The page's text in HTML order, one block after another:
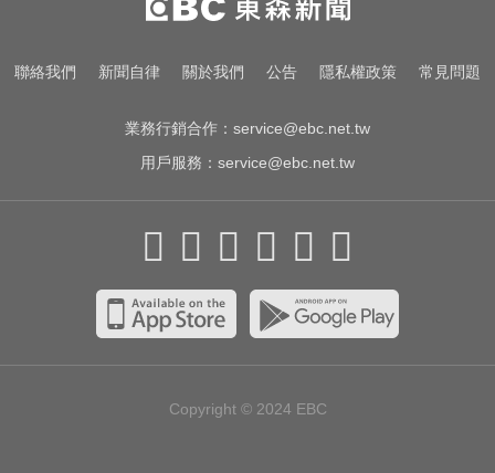
白海豚撲日災情不斷！4.5萬民眾避
聯絡我們 新聞自律 關於我們 公告 隱私權政策 常見問題
業務行銷合作： service@ebc.net.tw
用戶服務： service@ebc.net.tw
Copyright © 2024 EBC